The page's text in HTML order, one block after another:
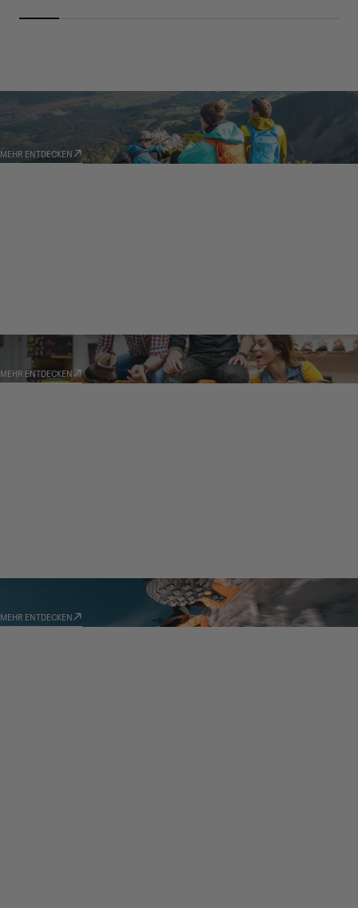
GARMONT WORLD
AMBASSADOR
MEHR ENTDECKEN
HÄNDLER
MEHR ENTDECKEN
TECHNOLOGIEN
MEHR ENTDECKEN